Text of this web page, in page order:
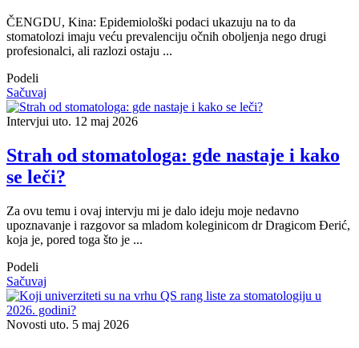
ČENGDU, Kina: Epidemiološki podaci ukazuju na to da
stomatolozi imaju veću prevalenciju očnih oboljenja nego drugi
profesionalci, ali razlozi ostaju ...
Podeli
Sačuvaj
Intervjui uto. 12 maj 2026
Strah od stomatologa: gde nastaje i kako
se leči?
Za ovu temu i ovaj intervju mi je dalo ideju moje nedavno
upoznavanje i razgovor sa mladom koleginicom dr Dragicom Đerić,
koja je, pored toga što je ...
Podeli
Sačuvaj
Novosti uto. 5 maj 2026